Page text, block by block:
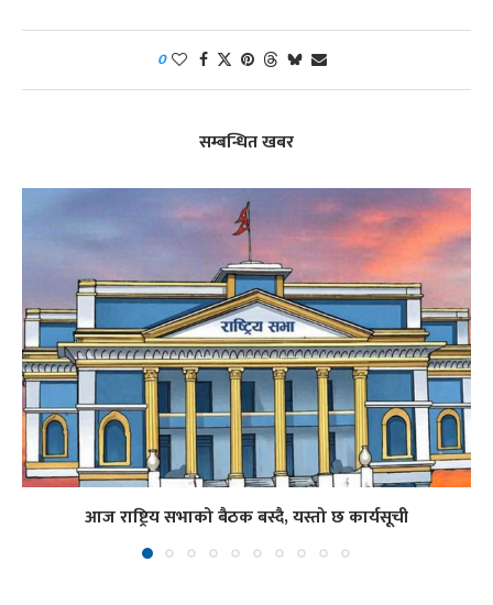
0
सम्बन्धित खबर
आज राष्ट्रिय सभाको बैठक बस्दै, यस्तो छ कार्यसूची